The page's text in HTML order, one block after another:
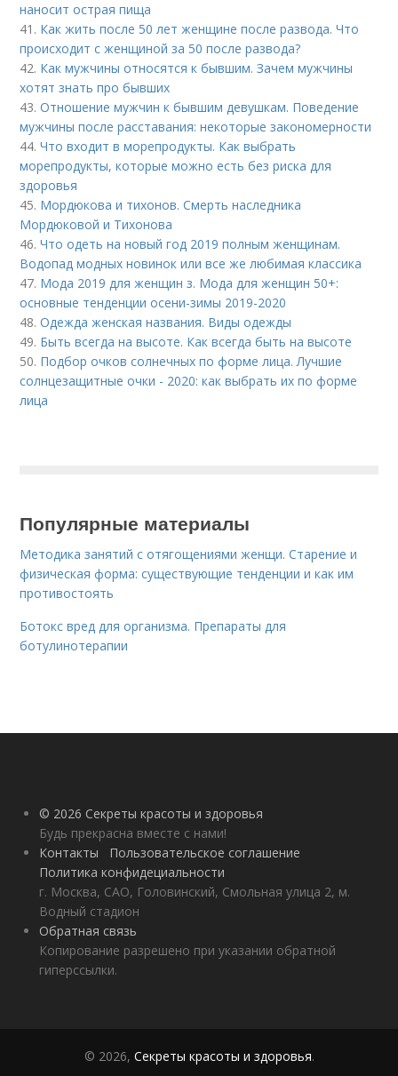
наносит острая пища
41. Как жить после 50 лет женщине после развода. Что
происходит с женщиной за 50 после развода?
42. Как мужчины относятся к бывшим. Зачем мужчины
хотят знать про бывших
43.Отношение мужчин к бывшим девушкам. Поведение
мужчины после расставания: некоторые закономерности
44.Что входит в морепродукты. Как выбрать
морепродукты, которые можно есть без риска для
здоровья
45. Мордюкова и тихонов. Смерть наследника
Мордюковой и Тихонова
46.Что одеть на новый год 2019 полным женщинам.
Водопад модных новинок или все же любимая классика
47. Мода 2019 для женщин з. Мода для женщин 50+:
основные тенденции осени-зимы 2019-2020
48.Одежда женская названия. Виды одежды
49. Быть всегда на высоте. Как всегда быть на высоте
50. Подбор очков солнечных по форме лица. Лучшие
солнцезащитные очки - 2020: как выбрать их по форме
лица
Популярные материалы
Методика занятий с отягощениями женщи. Старение и
физическая форма: существующие тенденции и как им
противостоять
Ботокс вред для организма. Препараты для
ботулинотерапии
© 2026 Секреты красоты и здоровья
Будь прекрасна вместе с нами!
Контакты
Пользовательское соглашение
Политика конфидециальности
г. Москва, САО, Головинский, Смольная улица 2, м.
Водный стадион
Обратная связь
Копирование разрешено при указании обратной
гиперссылки.
© 2026, Секреты красоты и здоровья.